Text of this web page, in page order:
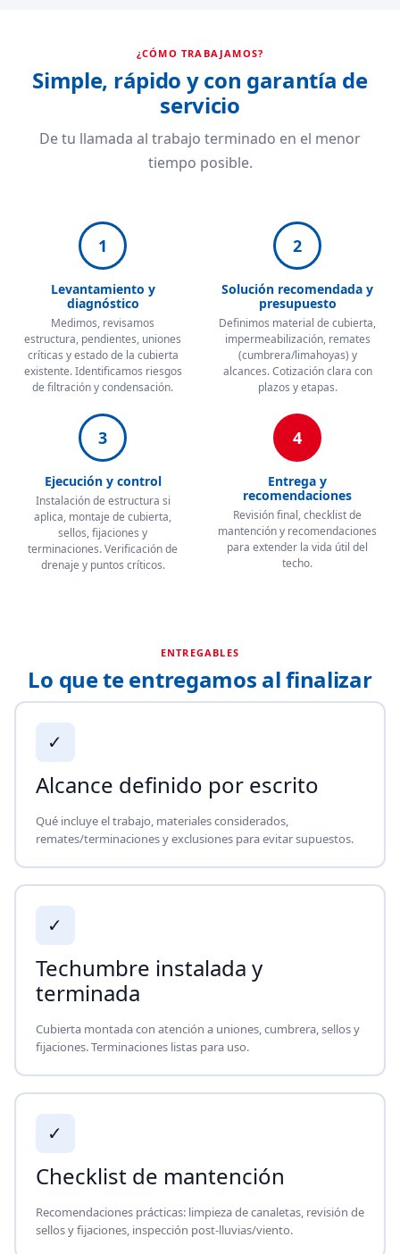
¿CÓMO TRABAJAMOS?
Simple, rápido y con garantía de
servicio
De tu llamada al trabajo terminado en el menor
tiempo posible.
1
Levantamiento y
diagnóstico
Medimos, revisamos
estructura, pendientes, uniones
críticas y estado de la cubierta
existente. Identificamos riesgos
de filtración y condensación.
2
Solución recomendada y
presupuesto
Definimos material de cubierta,
impermeabilización, remates
(cumbrera/limahoyas) y
alcances. Cotización clara con
plazos y etapas.
3
Ejecución y control
Instalación de estructura si
aplica, montaje de cubierta,
sellos, fijaciones y
terminaciones. Verificación de
drenaje y puntos críticos.
4
Entrega y
recomendaciones
Revisión final, checklist de
mantención y recomendaciones
para extender la vida útil del
techo.
ENTREGABLES
Lo que te entregamos al finalizar
✓
Alcance definido por escrito
Qué incluye el trabajo, materiales considerados,
remates/terminaciones y exclusiones para evitar supuestos.
✓
Techumbre instalada y
terminada
Cubierta montada con atención a uniones, cumbrera, sellos y
fijaciones. Terminaciones listas para uso.
✓
Checklist de mantención
Recomendaciones prácticas: limpieza de canaletas, revisión de
sellos y fijaciones, inspección post-lluvias/viento.